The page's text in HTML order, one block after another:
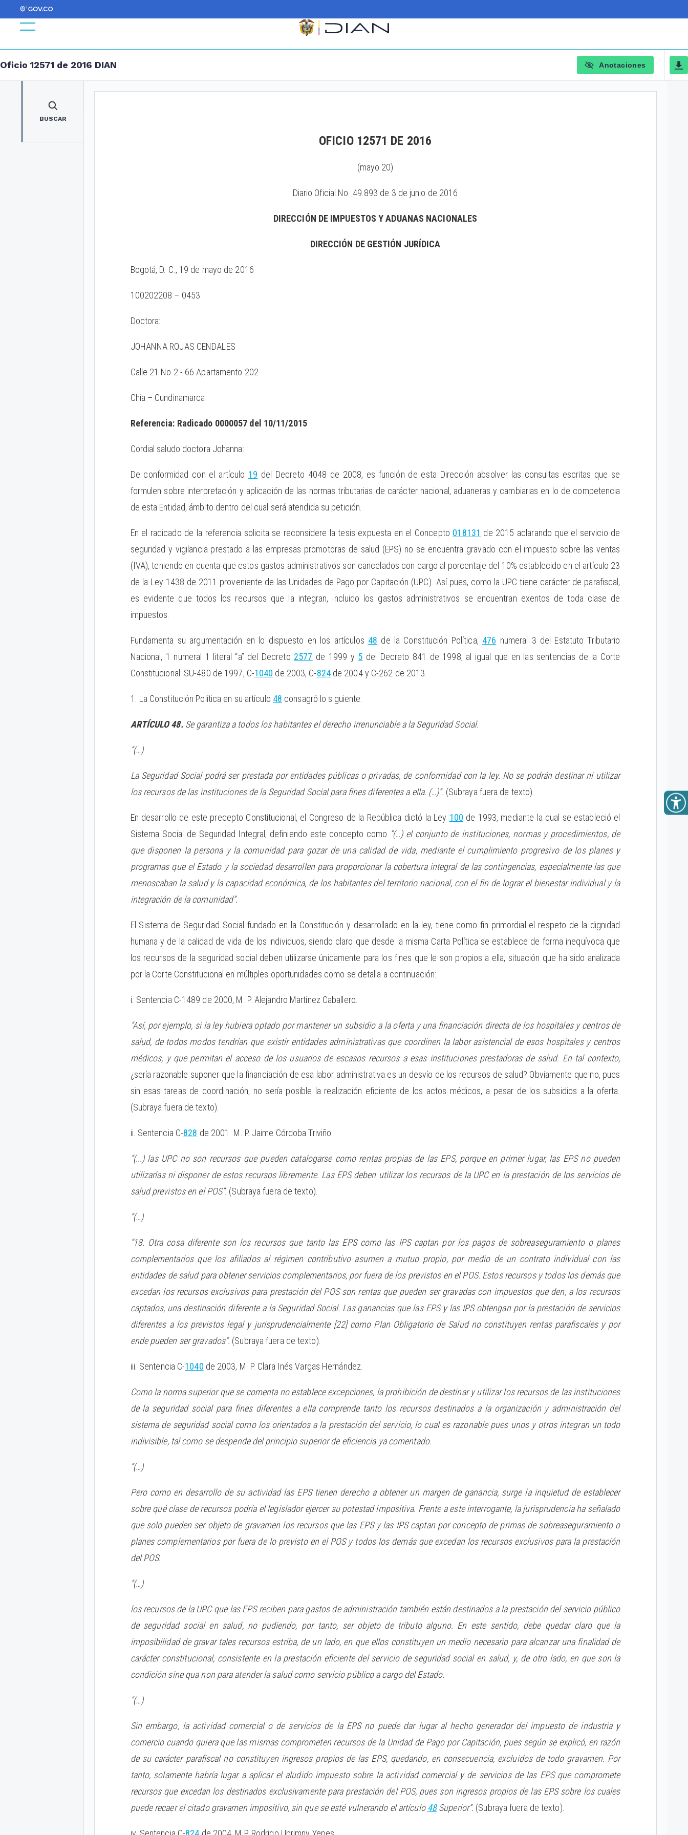
Oficio 12571 de 2016 DIAN Anotaciones
BUSCAR
OFICIO 12571 DE 2016
(mayo 20)
Diario Oficial No. 49.893 de 3 de junio de 2016
DIRECCIÓN DE IMPUESTOS Y ADUANAS NACIONALES
DIRECCIÓN DE GESTIÓN JURÍDICA
Bogotá, D. C., 19 de mayo de 2016
100202208 – 0453
Doctora:
JOHANNA ROJAS CENDALES
Calle 21 No 2 - 66 Apartamento 202
Chía – Cundinamarca
Referencia: Radicado 0000057 del 10/11/2015
Cordial saludo doctora Johanna:
De conformidad con el artículo 19 del Decreto 4048 de 2008, es función de esta Dirección absolver las consultas escritas que se
formulen sobre interpretación y aplicación de las normas tributarias de carácter nacional, aduaneras y cambiarias en lo de competencia
de esta Entidad, ámbito dentro del cual será atendida su petición.
En el radicado de la referencia solicita se reconsidere la tesis expuesta en el Concepto 018131 de 2015 aclarando que el servicio de
seguridad y vigilancia prestado a las empresas promotoras de salud (EPS) no se encuentra gravado con el impuesto sobre las ventas
(IVA), teniendo en cuenta que estos gastos administrativos son cancelados con cargo al porcentaje del 10% establecido en el artículo 23
de la Ley 1438 de 2011 proveniente de las Unidades de Pago por Capitación (UPC). Así pues, como la UPC tiene carácter de parafiscal,
es evidente que todos los recursos que la integran, incluido los gastos administrativos se encuentran exentos de toda clase de
impuestos.
Fundamenta su argumentación en lo dispuesto en los artículos 48 de la Constitución Política, 476 numeral 3 del Estatuto Tributario
Nacional, 1 numeral 1 literal “a” del Decreto 2577 de 1999 y 5 del Decreto 841 de 1998, al igual que en las sentencias de la Corte
Constitucional: SU-480 de 1997, C-1040 de 2003, C-824de 2004 y C-262 de 2013.
1. La Constitución Política en su artículo 48 consagró lo siguiente:
ARTÍCULO 48. Se garantiza a todos los habitantes el derecho irrenunciable a la Seguridad Social.
“(…)
La Seguridad Social podrá ser prestada por entidades públicas o privadas, de conformidad con la ley. No se podrán destinar ni utilizar
los recursos de las instituciones de la Seguridad Social para fines diferentes a ella. (…)”. (Subraya fuera de texto).
En desarrollo de este precepto Constitucional, el Congreso de la República dictó la Ley 100 de 1993, mediante la cual se estableció el
Sistema Social de Seguridad Integral, definiendo este concepto como “(…) el conjunto de instituciones, normas y procedimientos, de
que disponen la persona y la comunidad para gozar de una calidad de vida, mediante el cumplimiento progresivo de los planes y
programas que el Estado y la sociedad desarrollen para proporcionar la cobertura integral de las contingencias, especialmente las que
menoscaban la salud y la capacidad económica, de los habitantes del territorio nacional, con el fin de lograr el bienestar individual y la
integración de la comunidad”.
El Sistema de Seguridad Social fundado en la Constitución y desarrollado en la ley, tiene como fin primordial el respeto de la dignidad
humana y de la calidad de vida de los individuos, siendo claro que desde la misma Carta Política se establece de forma inequívoca que
los recursos de la seguridad social deben utilizarse únicamente para los fines que le son propios a ella, situación que ha sido analizada
por la Corte Constitucional en múltiples oportunidades como se detalla a continuación:
i. Sentencia C-1489 de 2000, M. P. Alejandro Martínez Caballero.
“Así, por ejemplo, si la ley hubiera optado por mantener un subsidio a la oferta y una financiación directa de los hospitales y centros de
salud, de todos modos tendrían que existir entidades administrativas que coordinen la labor asistencial de esos hospitales y centros
médicos, y que permitan el acceso de los usuarios de escasos recursos a esas instituciones prestadoras de salud. En tal contexto,
¿sería razonable suponer que la financiación de esa labor administrativa es un desvío de los recursos de salud? Obviamente que no, pues
sin esas tareas de coordinación, no sería posible la realización eficiente de los actos médicos, a pesar de los subsidios a la oferta.
(Subraya fuera de texto).
ii. Sentencia C-828 de 2001. M. P. Jaime Córdoba Triviño.
“(...) las UPC no son recursos que pueden catalogarse como rentas propias de las EPS, porque en primer lugar, las EPS no pueden
utilizarlas ni disponer de estos recursos libremente. Las EPS deben utilizar los recursos de la UPC en la prestación de los servicios de
salud previstos en el POS”. (Subraya fuera de texto).
“(…)
“18. Otra cosa diferente son los recursos que tanto las EPS como las IPS captan por los pagos de sobreaseguramiento o planes
complementarios que los afiliados al régimen contributivo asumen a mutuo propio, por medio de un contrato individual con las
entidades de salud para obtener servicios complementarios, por fuera de los previstos en el POS. Estos recursos y todos los demás que
excedan los recursos exclusivos para prestación del POS son rentas que pueden ser gravadas con impuestos que den, a los recursos
captados, una destinación diferente a la Seguridad Social. Las ganancias que las EPS y las IPS obtengan por la prestación de servicios
diferentes a los previstos legal y jurisprudencialmente [22] como Plan Obligatorio de Salud no constituyen rentas parafiscales y por
ende pueden ser gravados”. (Subraya fuera de texto).
iii. Sentencia C-1040 de 2003, M. P. Clara Inés Vargas Hernández.
Como la norma superior que se comenta no establece excepciones, la prohibición de destinar y utilizar los recursos de las instituciones
de la seguridad social para fines diferentes a ella comprende tanto los recursos destinados a la organización y administración del
sistema de seguridad social como los orientados a la prestación del servicio, lo cual es razonable pues unos y otros integran un todo
indivisible, tal como se despende del principio superior de eficiencia ya comentado.
“(…)
Pero como en desarrollo de su actividad las EPS tienen derecho a obtener un margen de ganancia, surge la inquietud de establecer
sobre qué clase de recursos podría el legislador ejercer su potestad impositiva. Frente a este interrogante, la jurisprudencia ha señalado
que solo pueden ser objeto de gravamen los recursos que las EPS y las IPS captan por concepto de primas de sobreaseguramiento o
planes complementarios por fuera de lo previsto en el POS y todos los demás que excedan los recursos exclusivos para la prestación
del POS.
“(…)
los recursos de la UPC que las EPS reciben para gastos de administración también están destinados a la prestación del servicio público
de seguridad social en salud, no pudiendo, por tanto, ser objeto de tributo alguno. En este sentido, debe quedar claro que la
imposibilidad de gravar tales recursos estriba, de un lado, en que ellos constituyen un medio necesario para alcanzar una finalidad de
carácter constitucional, consistente en la prestación eficiente del servicio de seguridad social en salud, y, de otro lado, en que son la
condición sine qua non para atender la salud como servicio público a cargo del Estado.
“(…)
Sin embargo, la actividad comercial o de servicios de la EPS no puede dar lugar al hecho generador del impuesto de industria y
comercio cuando quiera que las mismas comprometen recursos de la Unidad de Pago por Capitación, pues según se explicó, en razón
de su carácter parafiscal no constituyen ingresos propios de las EPS, quedando, en consecuencia, excluidos de todo gravamen. Por
tanto, solamente habría lugar a aplicar el aludido impuesto sobre la actividad comercial y de servicios de las EPS que compromete
recursos que excedan los destinados exclusivamente para prestación del POS, pues son ingresos propios de las EPS sobre los cuales
puede recaer el citado gravamen impositivo, sin que se esté vulnerando el artículo48Superior”. (Subraya fuera de texto).